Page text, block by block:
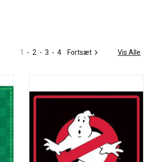
1 - 2 - 3 - 4 Fortsæt Vis Alle